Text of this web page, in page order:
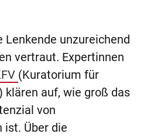
Lenkende unzureichend
vertraut. Expertinnen
(Kuratorium für
klären auf, wie groß das
von
ist. Über die